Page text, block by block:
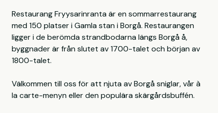
Restaurang Fryysarinranta är en sommarrestaurang
med 150 platser i Gamla stan i Borgå. Restaurangen
ligger i de berömda strandbodarna längs Borgå å,
byggnader är från slutet av 1700-talet och början av
1800-talet.
Välkommen till oss för att njuta av Borgå sniglar, vår à
la carte-menyn eller den populära skärgårdsbuffén.